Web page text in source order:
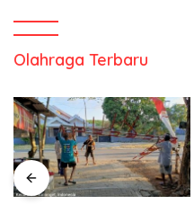
Olahraga Terbaru